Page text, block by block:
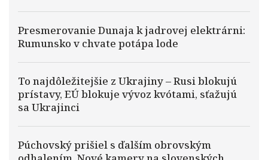
Presmerovanie Dunaja k jadrovej elektrárni:
Rumunsko v chvate potápa lode
To najdôležitejšie z Ukrajiny – Rusi blokujú
prístavy, EÚ blokuje vývoz kvótami, sťažujú
sa Ukrajinci
Púchovský prišiel s ďalším obrovským